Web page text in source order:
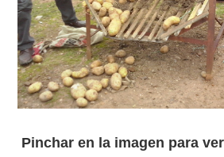
Pinchar en la imagen para